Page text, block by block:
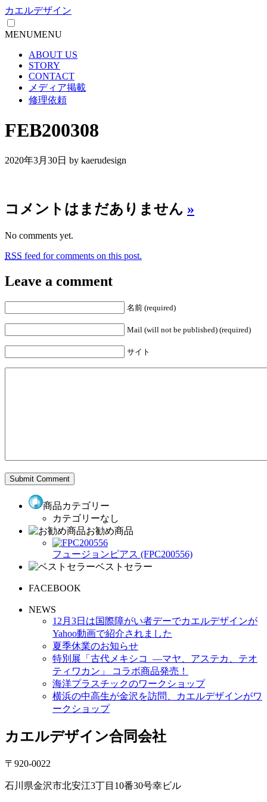
カエルデザイン
MENUMENU
ABOUT US
STORY
CONTACT
メディア掲載
修理依頼
FEB200308
2020年3月30日 by kaerudesign
コメントはまだありません »
No comments yet.
RSS feed for comments on this post.
Leave a comment
名前 (required)
Mail (will not be published) (required)
サイト
商品カテゴリー
カテゴリーなし
お勧め商品
フュージョンピアス (FPC200556)
ベストセラー
FACEBOOK
NEWS
12月3日は国際障がい者デーでカエルデザインが
Yahoo動画で紹介されました
夏季休業のお知らせ
特別展「古代メキシコ ―マヤ、アステカ、テオ
ティワカン」 コラボ商品発売！
海洋プラスチックのワークショップ
横浜の中高生が金沢を訪問、カエルデザインがワ
ークショップ
カエルデザイン合同会社
〒920-0022
石川県金沢市北安江3丁目10番30号幸ビル